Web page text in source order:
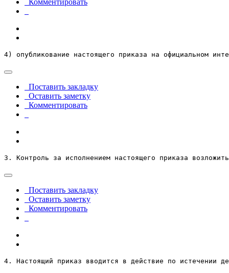
Комментировать
4) опубликование настоящего приказа на официальном
Поставить закладку
Оставить заметку
Комментировать
3. Контроль за исполнением настоящего приказа
Поставить закладку
Оставить заметку
Комментировать
4. Настоящий приказ вводится в действие по истечении